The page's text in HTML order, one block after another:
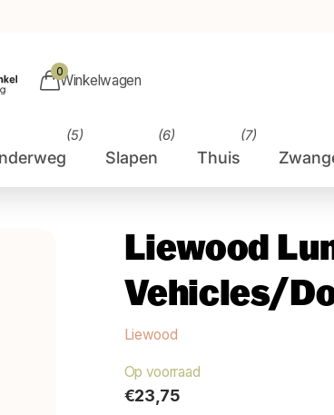
Winkelwagen
0
(5)
Slapen
(6)
Thuis
(7)
Liewood
Vehicles/
Liewood
Op voorraad
€23,75